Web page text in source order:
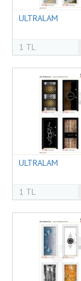
ULTRALAM
1 TL
ULTRALAM
1 TL